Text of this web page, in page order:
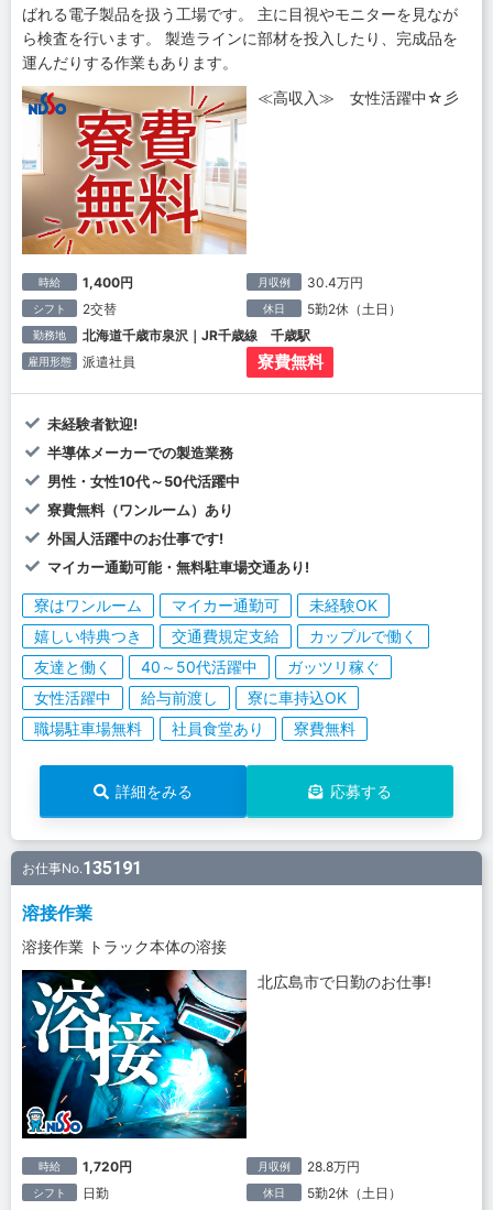
ばれる電子製品を扱う工場です。 主に目視やモニターを見なが
ら検査を行います。 製造ラインに部材を投入したり、完成品を
運んだりする作業もあります。
≪高収入≫ 女性活躍中☆彡
時給 1,400円 月収例 30.4万円
シフト 2交替 休日 5勤2休（土日）
勤務地 北海道千歳市泉沢｜JR千歳線 千歳駅
雇用形態 派遣社員 寮費無料
未経験者歓迎!
半導体メーカーでの製造業務
男性・女性10代～50代活躍中
寮費無料（ワンルーム）あり
外国人活躍中のお仕事です!
マイカー通勤可能・無料駐車場交通あり!
寮はワンルーム マイカー通勤可
未経験OK
嬉しい特典つき
交通費規定支給
カップルで働く
友達と働く
40～50代活躍中
ガッツリ稼ぐ
女性活躍中
給与前渡し
寮に車持込OK
職場駐車場無料
社員食堂あり 寮費無料
詳細をみる 応募する
お仕事No.135191
溶接作業
溶接作業 トラック本体の溶接
北広島市で日勤のお仕事!
時給 1,720円 月収例 28.8万円
シフト 日勤 休日 5勤2休（土日）